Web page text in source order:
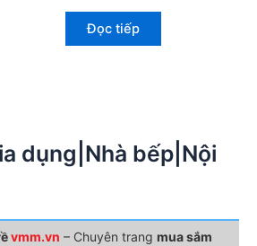
Đọc tiếp
dụng|Nhà bếp|Nội
vmm.vn – Chuyên trang mua sắm